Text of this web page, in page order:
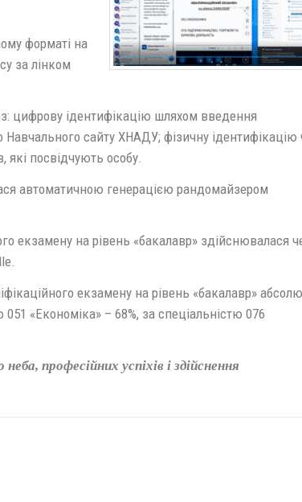
форматі на
за лінком
цифрову ідентифікацію шляхом введення
сайту ХНАДУ; фізичну ідентифікацію
які посвідчують особу.
автоматичною генерацією рандомайзером
екзамену на рівень «бакалавр» здійснювалася
екзамену на рівень «бакалавр»
051 «Економіка» – 68%, за спеціальністю 076
професійних успіхів і здійснення